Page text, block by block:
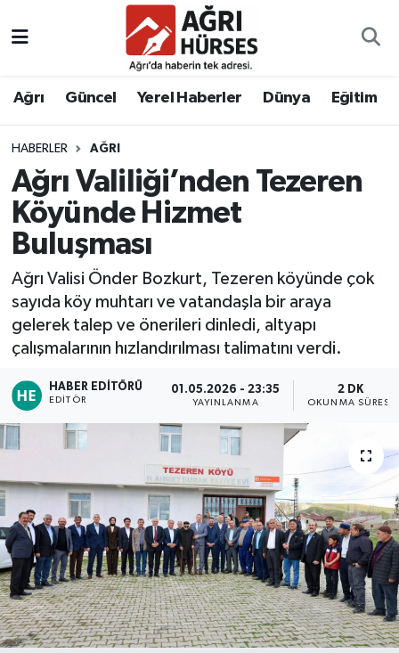
Ağrı Güncel Yerel Haberler Dünya Eğitim
HABERLER AĞRI
Ağrı Valiliği’nden Tezeren
Köyünde Hizmet
Buluşması
Ağrı Valisi Önder Bozkurt, Tezeren köyünde çok
sayıda köy muhtarı ve vatandaşla bir araya
gelerek talep ve önerileri dinledi, altyapı
çalışmalarının hızlandırılması talimatını verdi.
HABER EDITÖRÜ
EDITÖR
01.05.2026 - 23:35
YAYINLANMA
2 DK
OKUNMA SÜRESI
Hava Durumu
Tüm Manşetler
Son Dakika Haberleri
Haber Arşivi